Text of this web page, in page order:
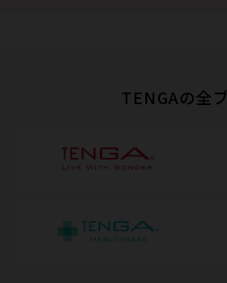
TENGAの全